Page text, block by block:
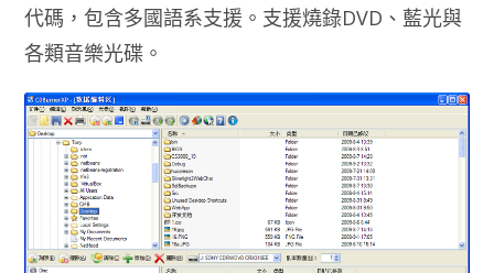
代碼，包含多國語系支援。支援燒錄DVD、藍光與
各類音樂光碟。